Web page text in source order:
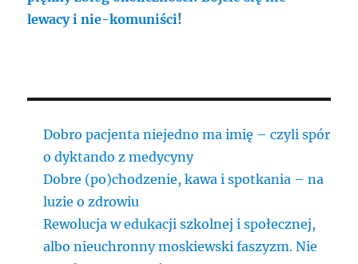
lewacy i nie-komuniści!
Dobro pacjenta niejedno ma imię – czyli spór
o dyktando z medycyny
Dobre (po)chodzenie, kawa i spotkania – na
luzie o zdrowiu
Rewolucja w edukacji szkolnej i społecznej,
albo nieuchronny moskiewski faszyzm. Nie